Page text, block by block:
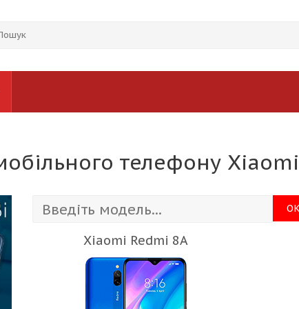
телефону
ОК
Xiaomi Redmi 8A